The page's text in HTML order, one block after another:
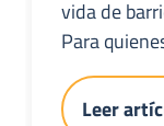
vida de
Para
Leer